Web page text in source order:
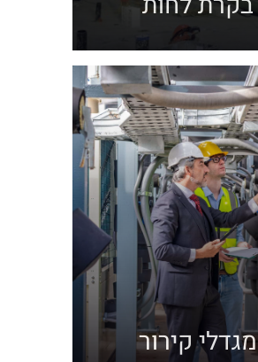
מגדלי קירור